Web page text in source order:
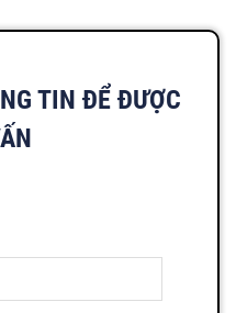
TIN ĐỂ ĐƯỢC